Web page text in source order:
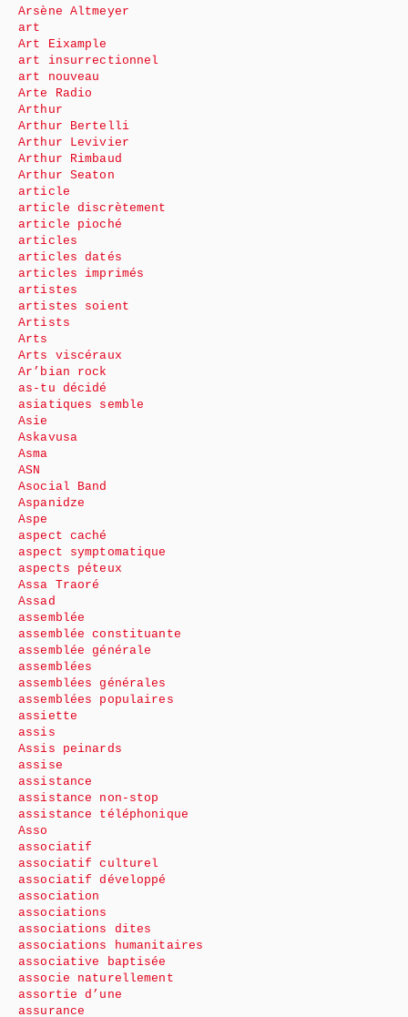
Arsène Altmeyer
art
Art Eixample
art insurrectionnel
art nouveau
Arte Radio
Arthur
Arthur Bertelli
Arthur Levivier
Arthur Rimbaud
Arthur Seaton
article
article discrètement
article pioché
articles
articles datés
articles imprimés
artistes
artistes soient
Artists
Arts
Arts viscéraux
Ar’bian rock
as-tu décidé
asiatiques semble
Asie
Askavusa
Asma
ASN
Asocial Band
Aspanidze
Aspe
aspect caché
aspect symptomatique
aspects péteux
Assa Traoré
Assad
assemblée
assemblée constituante
assemblée générale
assemblées
assemblées générales
assemblées populaires
assiette
assis
Assis peinards
assise
assistance
assistance non-stop
assistance téléphonique
Asso
associatif
associatif culturel
associatif développé
association
associations
associations dites
associations humanitaires
associative baptisée
associe naturellement
assortie d’une
assurance